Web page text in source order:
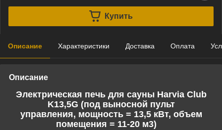
Купить
Описание Характеристики Доставка Оплата
Описание
Электрическая печь для сауны Harvia Club
K13,5G (под выносной пульт
управления, мощность = 13,5 кВт, объем
помещения = 11-20 м3)